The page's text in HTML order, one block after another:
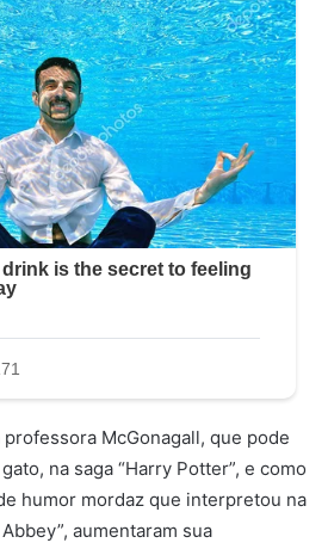
McGonagall, que pode
na saga “Harry Potter”, e como
humor mordaz que interpretou na
aumentaram sua